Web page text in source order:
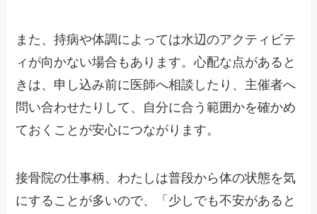
また、持病や体調によっては水辺のアクティビテ
ィが向かない場合もあります。心配な点があると
きは、申し込み前に医師へ相談したり、主催者へ
問い合わせたりして、自分に合う範囲かを確かめ
ておくことが安心につながります。
接骨院の仕事柄、わたしは普段から体の状態を気
にすることが多いので、「少しでも不安があると